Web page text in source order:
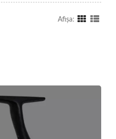
Afişa: